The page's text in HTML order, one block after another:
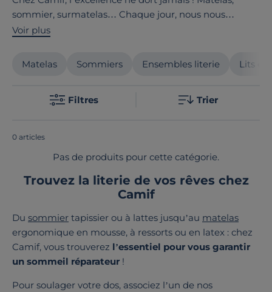
sommier, surmatelas… Chaque jour, nous nous
efforçons d’inventer une literie fabriquée en France et
être, pour vous permettre de passer les meilleures
Voir plus
Matelas Sommiers Ensembles literie Lits
Filtres Trier
0 articles
Pas de produits pour cette catégorie.
Trouvez la literie de vos rêves chez
Camif
Du sommier tapissier ou à lattes jusqu’au matelas
ergonomique en mousse, à ressorts ou en latex : chez
Camif, vous trouverez l’essentiel pour vous garantir
un sommeil réparateur !
Pour soulager votre dos, associez l’un de nos